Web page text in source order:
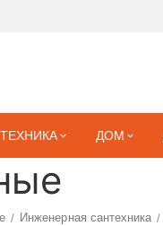
ДОМ
/ Инженерная сантехника /